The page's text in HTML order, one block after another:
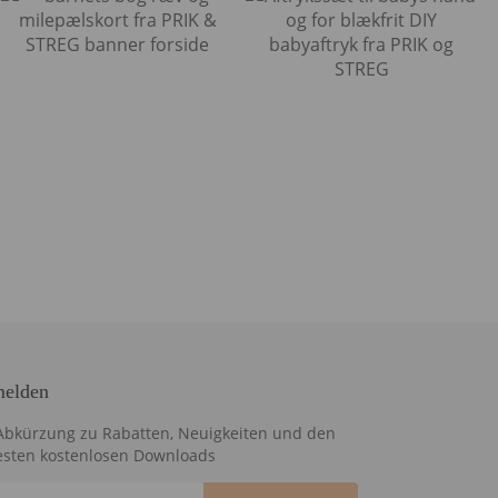
zu Rabatten, Neuigkeiten und den
kostenlosen Downloads